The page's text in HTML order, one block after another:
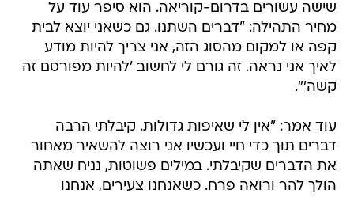
שישה עשורים בדרום-קוריאה. הוא סיפר עוד על
מחיר התהילה: "דברים השתנו. גם כשאני יוצא לבית
קפה או למקום מהסוג הזה, אני צריך להיות מודע
לאיך אני נראה. זה גורם לי לחשוב 'להיות מפורסם זה
קשה'".
עוד אמר: "אין לי שאיפות גדולות. קיבלתי הרבה
דברים תוך כדי חיי ועכשיו אני רוצה להשאיר מאחור
את הדברים שקיבלתי. במילים פשוטות, נניח שאתה
הולך להר ורואה פרח. כשאנחנו צעירים, אנחנו